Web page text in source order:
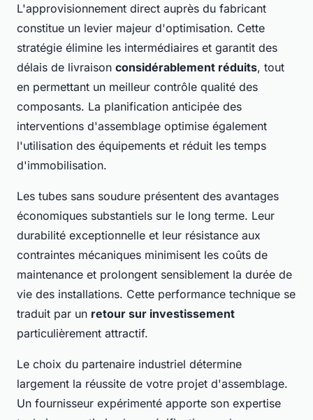
L'approvisionnement direct auprès du fabricant
constitue un levier majeur d'optimisation. Cette
stratégie élimine les intermédiaires et garantit des
délais de livraison considérablement réduits, tout
en permettant un meilleur contrôle qualité des
composants. La planification anticipée des
interventions d'assemblage optimise également
l'utilisation des équipements et réduit les temps
d'immobilisation.
Les tubes sans soudure présentent des avantages
économiques substantiels sur le long terme. Leur
durabilité exceptionnelle et leur résistance aux
contraintes mécaniques minimisent les coûts de
maintenance et prolongent sensiblement la durée de
vie des installations. Cette performance technique se
traduit par un retour sur investissement
particulièrement attractif.
Le choix du partenaire industriel détermine
largement la réussite de votre projet d'assemblage.
Un fournisseur expérimenté apporte son expertise